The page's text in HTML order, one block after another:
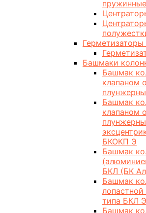
Герметизаторы
Башмаки
Башмак
клапаном
Башмак
клапаном
БКОКП Э
Башмак
БКЛ (БК
Башмак
типа БКЛ Э
Башмак